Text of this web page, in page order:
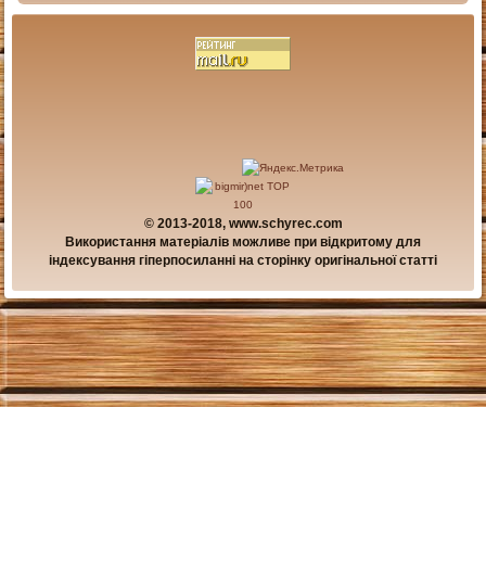
© 2013-2018, www.schyrec.com
Використання матеріалів можливе при відкритому для
індексування гіперпосиланні на сторінку оригінальної статті